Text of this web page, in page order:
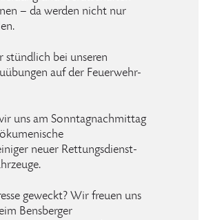
– da werden nicht nur
stündlich bei unseren
auf der Feuerwehr-
uns am Sonntagnachmittag
neuer Rettungsdienst-
geweckt? Wir freuen uns
Bensberger